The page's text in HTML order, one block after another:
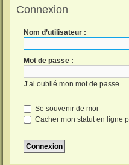
Connexion
Nom d’utilisateur :
Mot de passe :
J’ai oublié mon mot de passe
Se souvenir de moi
Cacher mon statut en ligne